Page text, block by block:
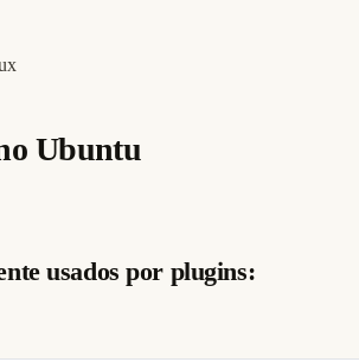
Ubuntu
usados por plugins: